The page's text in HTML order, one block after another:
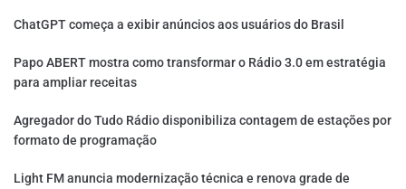
ChatGPT começa a exibir anúncios aos usuários do Brasil
Papo ABERT mostra como transformar o Rádio 3.0 em estratégia
para ampliar receitas
Agregador do Tudo Rádio disponibiliza contagem de estações por
formato de programação
Light FM anuncia modernização técnica e renova grade de